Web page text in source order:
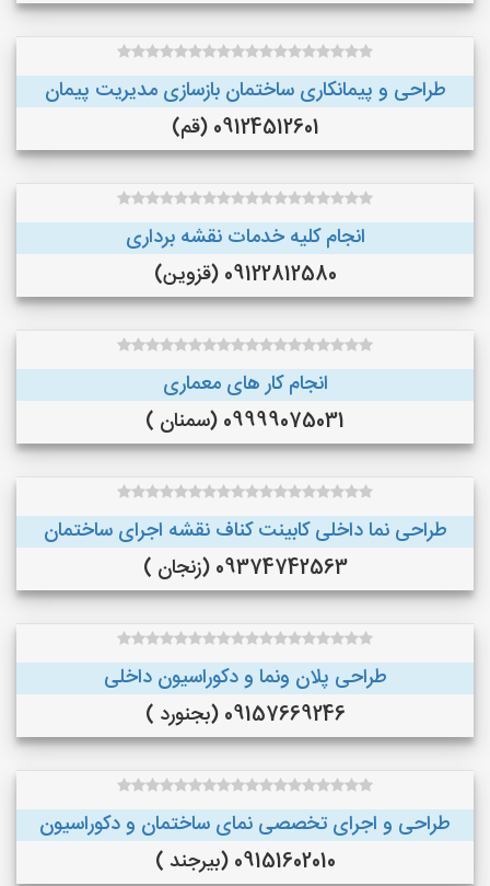
طراحی و پیمانکاری ساختمان بازسازی مدیریت پیمان
09124512601 (قم)
انجام کلیه خدمات نقشه برداری
09122812580 (قزوین)
انجام کار های معماری
09999075031 (سمنان )
طراحی نما داخلی کابینت کناف نقشه اجرای ساختمان
09374742563 (زنجان )
طراحی پلان ونما و دکوراسیون داخلی
09157669246 (بجنورد )
طراحی و اجرای تخصصی نمای ساختمان و دکوراسیون
09151602010 (بیرجند )